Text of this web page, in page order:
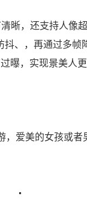
晰，还支持人像
抖、，再通过多
曝，实现景美人更
爱美的女孩或